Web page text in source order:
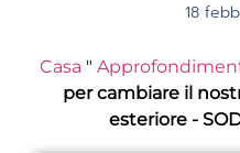
18
Casa "
per cambiare il
esteriore -